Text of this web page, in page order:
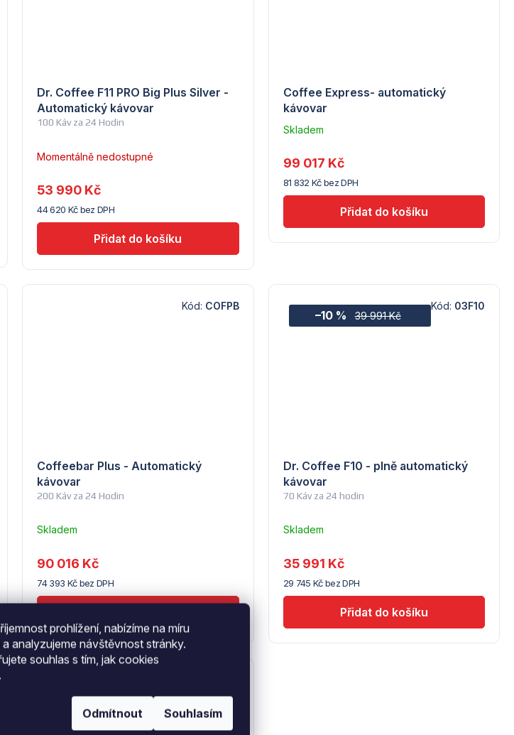
prohlížení, nabízíme na míru
analyzujeme návštěvnost stránky.
souhlas s tím, jak cookies
.
Odmítnout Souhlasím
100 Káv za 24 Hodin
Dr. Coffee F11 PRO Big Plus Silver -
Automatický kávovar
Momentálně nedostupné
44 620 Kč bez DPH
53 990 Kč
Coffee Express- automatický
kávovar
Skladem
dodavatele
(5) -
Coffelimit
81 832 Kč bez DPH
99 017 Kč
200 Káv za 24 Hodin
Coffeebar Plus - Automatický
kávovar
Skladem
dodavatele
(5) -
Coffelimit
74 393 Kč bez DPH
90 016 Kč
Kód: COFPB
39 991 Kč
–10 %
70 Káv za 24 hodin
Dr. Coffee F10 - plně automatický
kávovar
Skladem
Troubsko
29 745 Kč bez DPH
35 991 Kč
Kód: 03F10